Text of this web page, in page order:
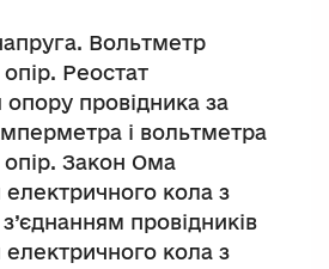
Вольтметр
Реостат
провідника за
і вольтметра
Закон Ома
кола з
провідників
кола з